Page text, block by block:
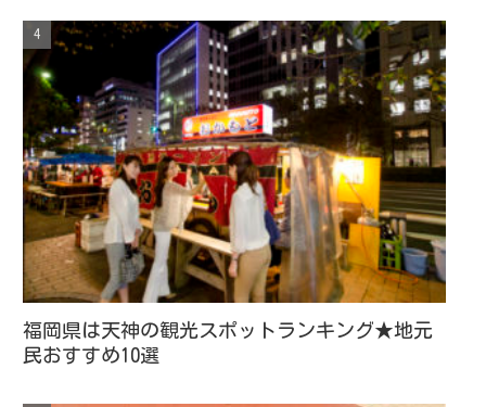
福岡県は天神の観光スポットランキング★地元
民おすすめ10選